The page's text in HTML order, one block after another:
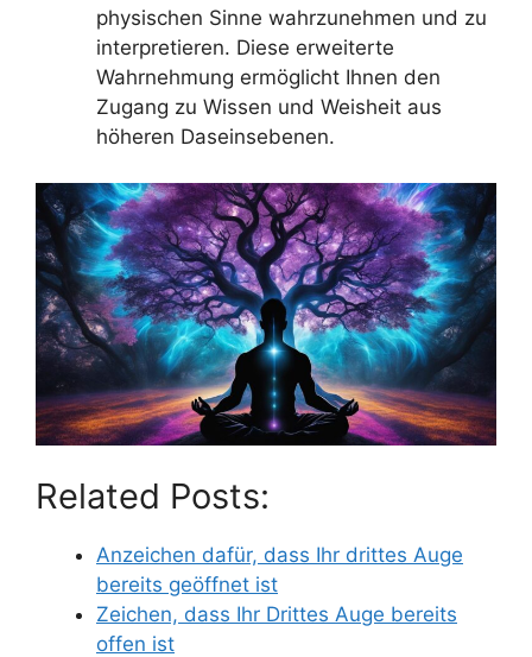
physischen Sinne wahrzunehmen und zu
interpretieren. Diese erweiterte
Wahrnehmung ermöglicht Ihnen den
Zugang zu Wissen und Weisheit aus
höheren Daseinsebenen.
Related Posts:
Anzeichen dafür, dass Ihr drittes Auge
bereits geöffnet ist
Zeichen, dass Ihr Drittes Auge bereits
offen ist